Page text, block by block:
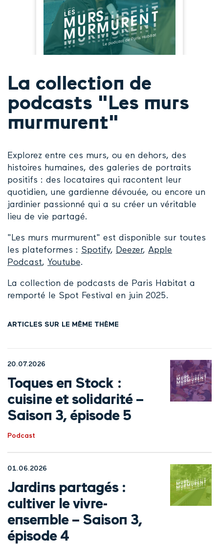
La collection de
podcasts "Les murs
murmurent"
Explorez entre ces murs, ou en dehors, des
histoires humaines, des galeries de portraits
positifs : des locataires qui racontent leur
quotidien, une gardienne dévouée, ou encore un
jardinier passionné qui a su créer un véritable
lieu de vie partagé.
"Les murs murmurent" est disponible sur toutes
les plateformes : Spotify, Deezer, Apple
Podcast, Youtube.
La collection de podcasts de Paris Habitat a
remporté le Spot Festival en juin 2025.
ARTICLES SUR LE MÊME THÈME
20.07.2026
Toques en Stock :
cuisine et solidarité –
Saison 3, épisode 5
Podcast
01.06.2026
Jardins partagés :
cultiver le vivre-
ensemble – Saison 3,
épisode 4